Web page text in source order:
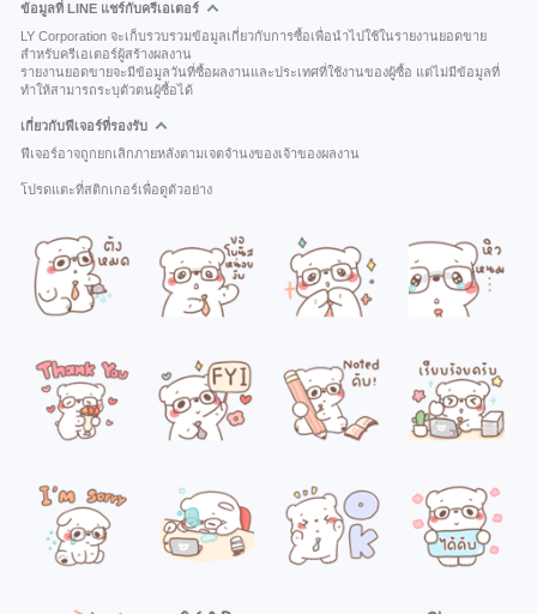
ข้อมูลที่ LINE แชร์กับครีเอเตอร์
LY Corporation จะเก็บรวบรวมข้อมูลเกี่ยวกับการซื้อเพื่อนำไปใช้ในรายงานยอดขาย
สำหรับครีเอเตอร์ผู้สร้างผลงาน
รายงานยอดขายจะมีข้อมูลวันที่ซื้อผลงานและประเทศที่ใช้งานของผู้ซื้อ แต่ไม่มีข้อมูลที่
ทำให้สามารถระบุตัวตนผู้ซื้อได้
เกี่ยวกับฟีเจอร์ที่รองรับ
ฟีเจอร์อาจถูกยกเลิกภายหลังตามเจตจำนงของเจ้าของผลงาน
โปรดแตะที่สติกเกอร์เพื่อดูตัวอย่าง